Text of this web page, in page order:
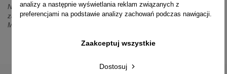
Nie odpowiadamy na wiadomości SMS. W sprawach dotyczących
zamówień i oferty prosimy o kontakt mailowy, telefoniczny lub przez
Messenger.
analizy a następnie wyświetlania reklam związanych z
preferencjami na podstawie analizy zachowań podczas nawigacji.
Dostosuj
Zaakceptuj wszystkie